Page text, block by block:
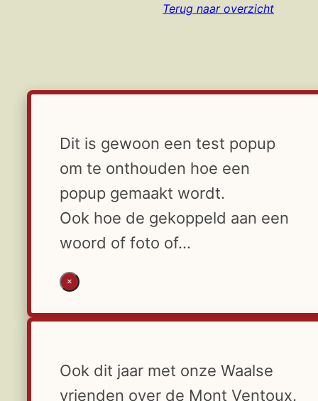
Terug naar overzicht
Dit is gewoon een test popup
om te onthouden hoe een
popup gemaakt wordt.
Ook hoe de gekoppeld aan een
woord of foto of…
×
Ook dit jaar met onze Waalse
vrienden over de Mont Ventoux.